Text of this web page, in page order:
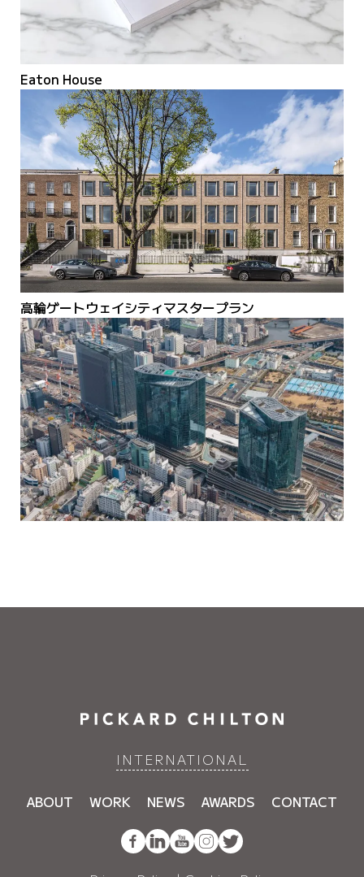
Eaton House
高輪ゲートウェイシティマスタープラン
INTERNATIONAL
ABOUT WORK NEWS AWARDS CONTACT